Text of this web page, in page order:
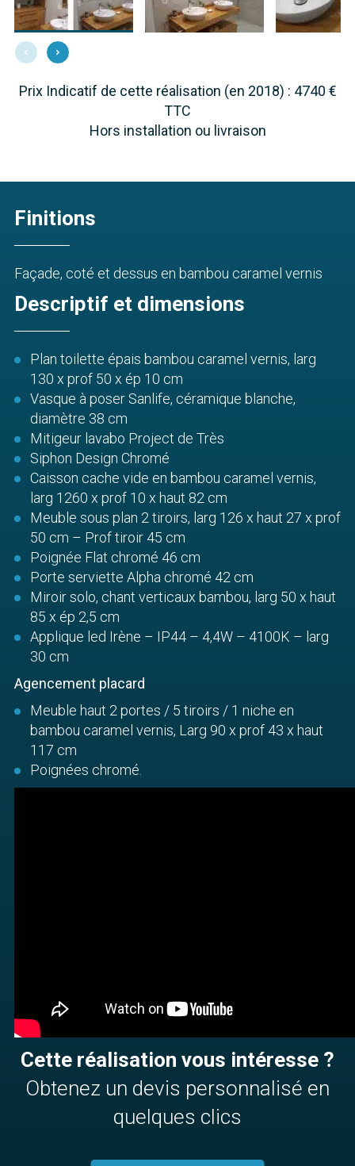
Prix Indicatif de cette réalisation (en 2018) : 4740 €
TTC
Hors installation ou livraison
Finitions
Façade, coté et dessus en bambou caramel vernis
Descriptif et dimensions
Plan toilette épais bambou caramel vernis, larg
130 x prof 50 x ép 10 cm
Vasque à poser Sanlife, céramique blanche,
diamètre 38 cm
Mitigeur lavabo Project de Très
Siphon Design Chromé
Caisson cache vide en bambou caramel vernis,
larg 1260 x prof 10 x haut 82 cm
Meuble sous plan 2 tiroirs, larg 126 x haut 27 x prof
50 cm – Prof tiroir 45 cm
Poignée Flat chromé 46 cm
Porte serviette Alpha chromé 42 cm
Miroir solo, chant verticaux bambou, larg 50 x haut
85 x ép 2,5 cm
Applique led Irène – IP44 – 4,4W – 4100K – larg
30 cm
Agencement placard
Meuble haut 2 portes / 5 tiroirs / 1 niche en
bambou caramel vernis, Larg 90 x prof 43 x haut
117 cm
Poignées chromé.
Cette réalisation vous intéresse ?
Obtenez un devis personnalisé en
quelques clics